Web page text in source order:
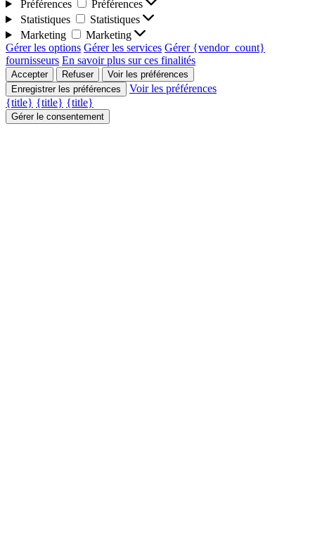
Préférences
Préférences
Statistiques
Statistiques
Marketing
Marketing
Gérer les options Gérer les services Gérer {vendor_count}
fournisseurs En savoir plus sur ces finalités
Accepter Refuser
Voir les préférences
Enregistrer les préférences
Voir les préférences
{title} {title} {title}
Gérer le consentement